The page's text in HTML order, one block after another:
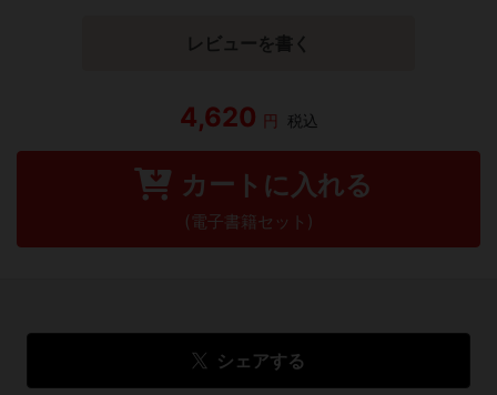
レビューを書く
4,620 円 税込
カートに入れる
(電子書籍セット)
シェアする